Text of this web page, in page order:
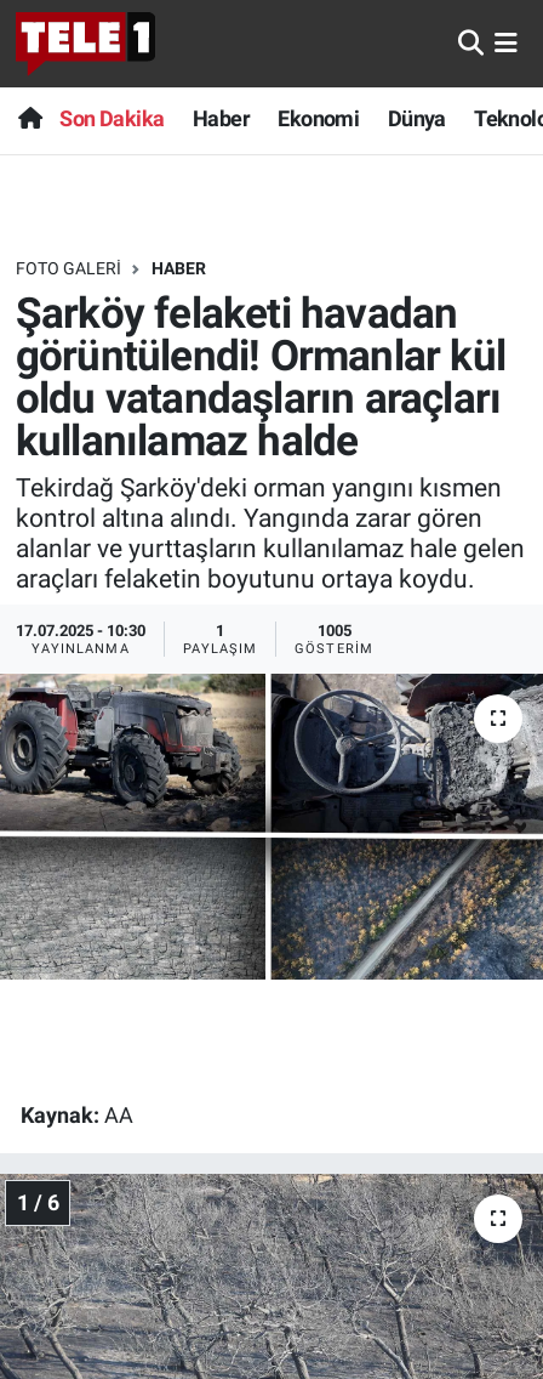
Son Dakika Haber Ekonomi Dünya
FOTO GALERI HABER
Şarköy felaketi havadan
görüntülendi! Ormanlar kül
oldu vatandaşların araçları
kullanılamaz halde
Tekirdağ Şarköy'deki orman yangını kısmen
kontrol altına alındı. Yangında zarar gören
alanlar ve yurttaşların kullanılamaz hale gelen
araçları felaketin boyutunu ortaya koydu.
17.07.2025 - 10:30
YAYINLANMA
1
PAYLAŞIM
1005
GÖSTERIM
Kaynak: AA
1 / 6
Anında Manşet
Başka Sohbetler
Bilim turu
Bilim ve Teknoloji Evreni
Doğa Konuşuyor
Dünya
Ege Saati
Ege'den Esintiler
Eğitim
Eğlence
Ekonomi
Forum
Gerçeğin İzinde
Gün Başlıyor
Günün görüntüsü
Haber
İlan
Son Dakika
Haber
Dünya
Teknoloji
Sağlık
Spor
Yayın Akışı
İletişim
Nöbetçi Eczaneler
Hava Durumu
Trafik Durumu
Süper Lig Puan Durumu ve Fikstür
Tüm Manşetler
Son Dakika Haberleri
Haber Arşivi